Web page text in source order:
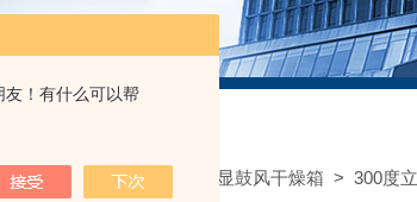
友！有什么可以帮
首页> 产品中心> DGG数显鼓风干燥箱 >300度